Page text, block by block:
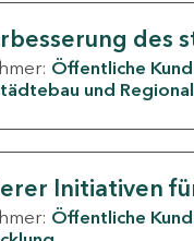
des
Öffentliche
und
Initiativen
Öffentliche